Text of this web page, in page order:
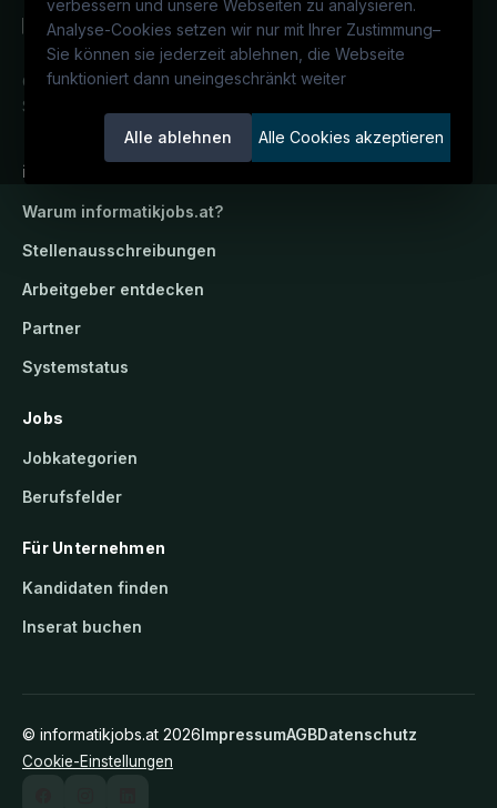
verbessern und unsere Webseiten zu analysieren.
Analyse-Cookies setzen wir nur mit Ihrer Zustimmung–
Sie können sie jederzeit ablehnen, die Webseite
funktioniert dann uneingeschränkt weiter
Alle ablehnen Alle Cookies akzeptieren
Österreichs IT-Karriereportal.Ein
Service der candidatis GmbH.
informatikjobs.at
Warum informatikjobs.at?
Stellenausschreibungen
Arbeitgeber entdecken
Partner
Systemstatus
Jobs
Jobkategorien
Berufsfelder
Für Unternehmen
Kandidaten finden
Inserat buchen
© informatikjobs.at 2026ImpressumAGBDatenschutz
Cookie-Einstellungen